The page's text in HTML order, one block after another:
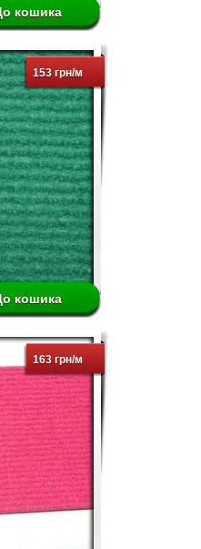
153 грн/м
163 грн/м